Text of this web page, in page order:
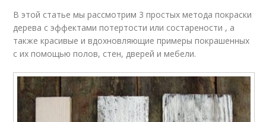
В этой статье мы рассмотрим 3 простых метода покраски
дерева с эффектами потертости или состарености , а
также красивые и вдохновляющие примеры покрашенных
с их помощью полов, стен, дверей и мебели.